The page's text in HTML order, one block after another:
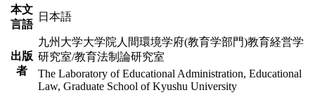
本文
言語
日本語
出版
者
九州大学大学院人間環境学府(教育学部門)教育経営学
研究室/教育法制論研究室
The Laboratory of Educational Administration, Educational
Law, Graduate School of Kyushu University